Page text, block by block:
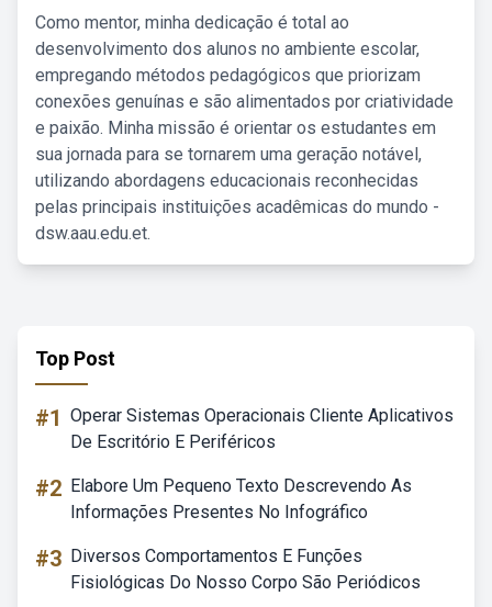
Como mentor, minha dedicação é total ao
desenvolvimento dos alunos no ambiente escolar,
empregando métodos pedagógicos que priorizam
conexões genuínas e são alimentados por criatividade
e paixão. Minha missão é orientar os estudantes em
sua jornada para se tornarem uma geração notável,
utilizando abordagens educacionais reconhecidas
pelas principais instituições acadêmicas do mundo -
dsw.aau.edu.et.
Top Post
#1 Operar Sistemas Operacionais Cliente Aplicativos
De Escritório E Periféricos
#2 Elabore Um Pequeno Texto Descrevendo As
Informações Presentes No Infográfico
#3 Diversos Comportamentos E Funções
Fisiológicas Do Nosso Corpo São Periódicos